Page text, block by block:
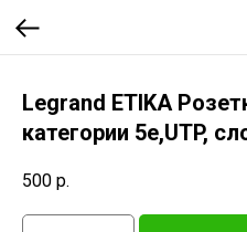
Legrand ETIKA
категории 5е,UTP,
500 р.